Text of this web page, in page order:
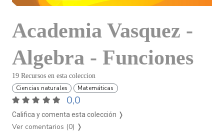
Academia Vasquez -
Algebra - Funciones
19 Recursos en esta coleccion
Ciencias naturales Matemáticas
0,0
Califica y comenta esta colección ❭
Ver comentarios (0) ❭